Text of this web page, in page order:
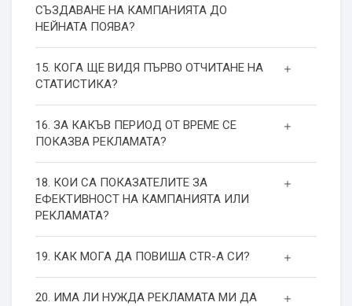
СЪЗДАВАНЕ НА КАМПАНИЯТА ДО
НЕЙНАТА ПОЯВА?
15. КОГА ЩЕ ВИДЯ ПЪРВО ОТЧИТАНЕ НА
СТАТИСТИКА?
16. ЗА КАКЪВ ПЕРИОД ОТ ВРЕМЕ СЕ
ПОКАЗВА РЕКЛАМАТА?
18. КОИ СА ПОКАЗАТЕЛИТЕ ЗА
ЕФЕКТИВНОСТ НА КАМПАНИЯТА ИЛИ
РЕКЛАМАТА?
19. КАК МОГА ДА ПОВИША СТR-А СИ?
20. ИМА ЛИ НУЖДА РЕКЛАМАТА МИ ДА